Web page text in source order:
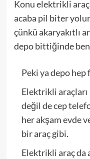
Konu elektrikli
acaba pil biter
çünkü akaryakıtlı
depo bittiğinde
Peki ya depo hep
Elektrikli
değil de cep
her akşam evde
bir araç gibi.
Elektrikli araç da